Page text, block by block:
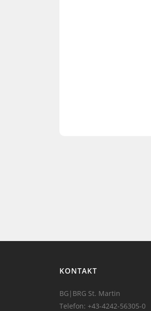
KONTAKT
BG|BRG St. Martin
Telefon: +43-4242-56305-0